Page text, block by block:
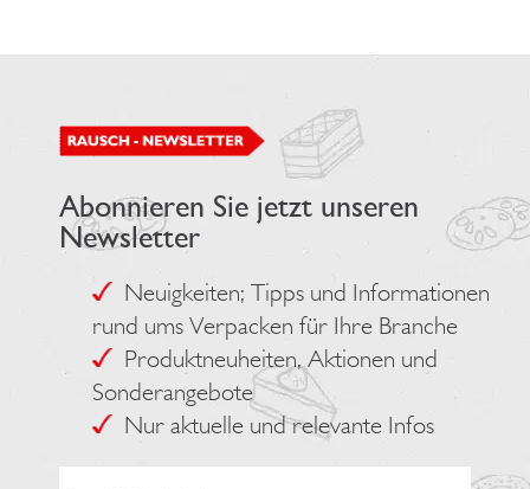
Abonnieren Sie jetzt unseren
Newsletter
Neuigkeiten; Tipps und Informationen
rund ums Verpacken für Ihre Branche
Produktneuheiten, Aktionen und
Sonderangebote
Nur aktuelle und relevante Infos